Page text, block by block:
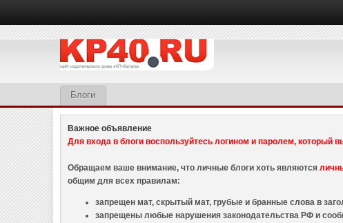
Блоги
Важное объявление
Для входа в блоги воспользуйтесь логином и паролем, который
Обращаем ваше внимание, что личные блоги хоть являются
общим для всех правилам:
запрещен мат, скрытый мат, грубые и бранные слова в
запрещены любые нарушения законодательства РФ и